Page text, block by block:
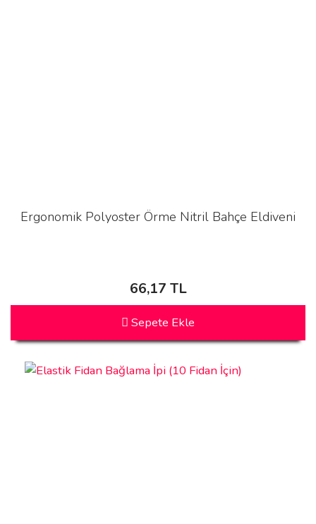
Ergonomik Polyoster Örme Nitril Bahçe Eldiveni
66,17 TL
Sepete Ekle